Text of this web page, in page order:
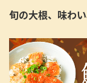
旬の大根、味わ